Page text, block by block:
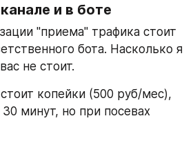
и в боте
"приема" трафика стоит
бота. Насколько я
не стоит.
копейки (500 руб/мес),
30 минут, но при посевах